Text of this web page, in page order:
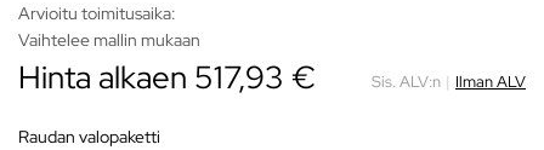
Arvioitu toimitusaika:
Vaihtelee mallin mukaan
Hinta alkaen 517,93 € Sis. ALV:n | Ilman ALV
raudan valopaketti